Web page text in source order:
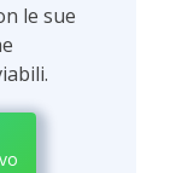
le sue